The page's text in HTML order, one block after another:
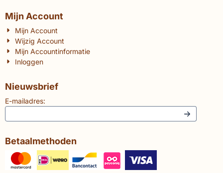
Mijn Account
Mijn Account
Wijzig Account
Mijn Accountinformatie
Inloggen
Nieuwsbrief
E-mailadres:
Betaalmethoden